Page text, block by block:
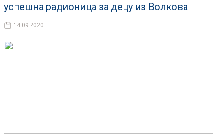
успешна радионица за децу из Волкова
14.09.2020